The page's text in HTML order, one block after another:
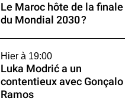
Le Maroc hôte de la finale
du Mondial 2030 ?
Hier à 19:00
Luka Modrić a un
contentieux avec Gonçalo
Ramos